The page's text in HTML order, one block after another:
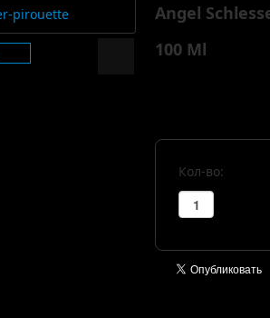
Angel
100 Ml
Кол-во: